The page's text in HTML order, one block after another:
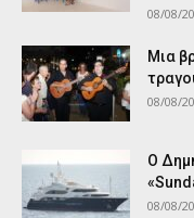
08/08/
Μια
08/08/
Ο
08/08/